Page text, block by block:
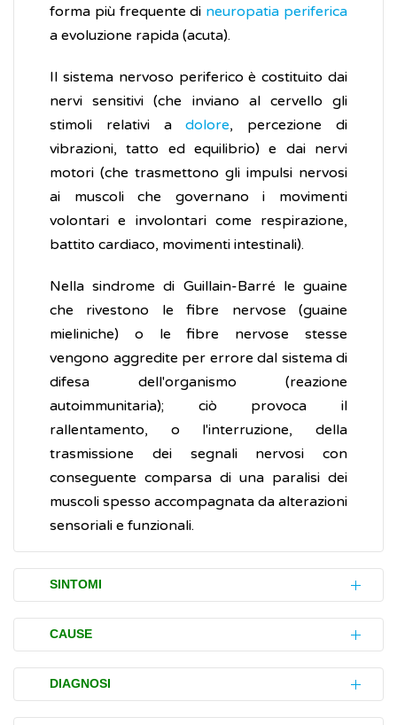
forma più frequente di neuropatia periferica
a evoluzione rapida (acuta).
Il sistema nervoso periferico è costituito dai
nervi sensitivi (che inviano al cervello gli
stimoli relativi adolore, percezione di
vibrazioni, tatto ed equilibrio) e dai nervi
motori (che trasmettono gli impulsi nervosi
ai muscoli che governano i movimenti
volontari e involontari come respirazione,
battito cardiaco, movimenti intestinali).
Nella sindrome di Guillain-Barré le guaine
che rivestono le fibre nervose (guaine
mieliniche) o le fibre nervose stesse
vengono aggredite per errore dal sistema di
difesa dell'organismo (reazione
autoimmunitaria); ciò provoca il
rallentamento, o l'interruzione, della
trasmissione dei segnali nervosi con
conseguente comparsa di una paralisi dei
muscoli spesso accompagnata da alterazioni
sensoriali e funzionali.
SINTOMI
Il disturbo (sintomo) caratteristico della
comparsa della sindrome di Guillain-Barré è
la debolezza progressiva che può colpire
ambedue le gambe e le braccia
CAUSE
La causa della sindrome di Guillain-Barré
non è stata individuata. La malattia si
DIAGNOSI